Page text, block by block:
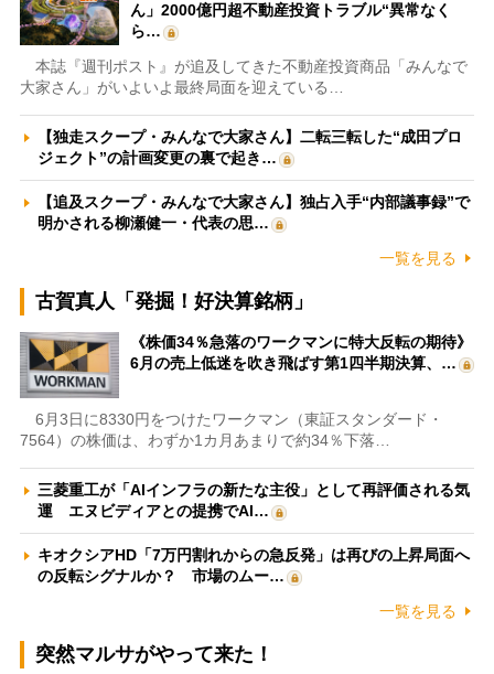
ん」2000億円超不動産投資トラブル“異常なく
ら…
本誌『週刊ポスト』が追及してきた不動産投資商品「みんなで
大家さん」がいよいよ最終局面を迎えている…
【独走スクープ・みんなで大家さん】二転三転した“成田プロ
ジェクト”の計画変更の裏で起き…
【追及スクープ・みんなで大家さん】独占入手“内部議事録”で
明かされる柳瀬健一・代表の思…
一覧を見る
古賀真人「発掘！好決算銘柄」
《株価34％急落のワークマンに特大反転の期待》
6月の売上低迷を吹き飛ばす第1四半期決算、…
6月3日に8330円をつけたワークマン（東証スタンダード・
7564）の株価は、わずか1カ月あまりで約34％下落…
三菱重工が「AIインフラの新たな主役」として再評価される気
運 エヌビディアとの提携でAI…
キオクシアHD「7万円割れからの急反発」は再びの上昇局面へ
の反転シグナルか？ 市場のムー…
一覧を見る
突然マルサがやって来た！